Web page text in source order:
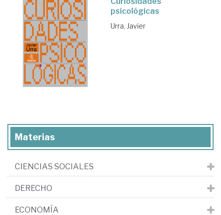
psicológicas
Urra, Javier
Materias
CIENCIAS SOCIALES
DERECHO
ECONOMÍA